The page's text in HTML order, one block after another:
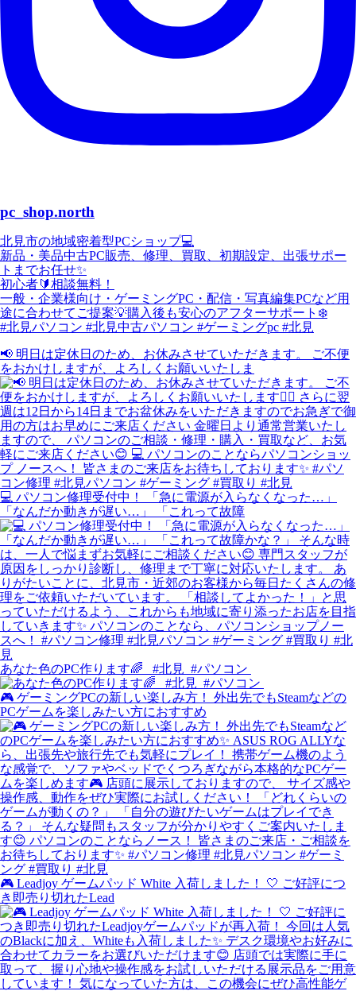
pc_shop.north
北見市の地域密着型PCショップ💻
新品・美品中古PC販売、修理、買取、初期設定、出張サポー
トまでお任せ✨
初心者🔰相談無料！
一般・企業様向け・ゲーミングPC・配信・写真編集PCなど用
途に合わせてご提案💡購入後も安心のアフターサポート❄️
#北見パソコン #北見中古パソコン #ゲーミングpc #北見
📢 明日は定休日のため、お休みさせていただきます。 ご不便
をおかけしますが、よろしくお願いいたしま
💻 パソコン修理受付中！ 「急に電源が入らなくなった…」
「なんだか動きが遅い…」 「これって故障
あなた色のPC作ります🌈 ⁡⁡ ⁡ #北見⁡ ⁡ #パソコン⁡ ⁡
🎮 ゲーミングPCの新しい楽しみ方！ 外出先でもSteamなどの
PCゲームを楽しみたい方におすすめ
🎮 Leadjoy ゲームパッド White 入荷しました！ 🤍 ご好評につ
き即売り切れたLead